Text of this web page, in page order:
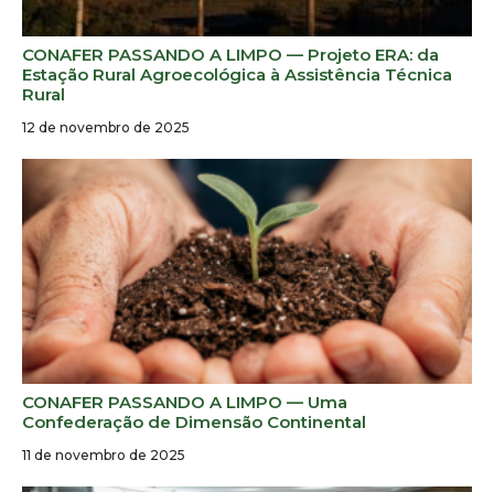
CONAFER PASSANDO A LIMPO — Projeto ERA: da
Estação Rural Agroecológica à Assistência Técnica
Rural
12 de novembro de 2025
CONAFER PASSANDO A LIMPO — Uma
Confederação de Dimensão Continental
11 de novembro de 2025